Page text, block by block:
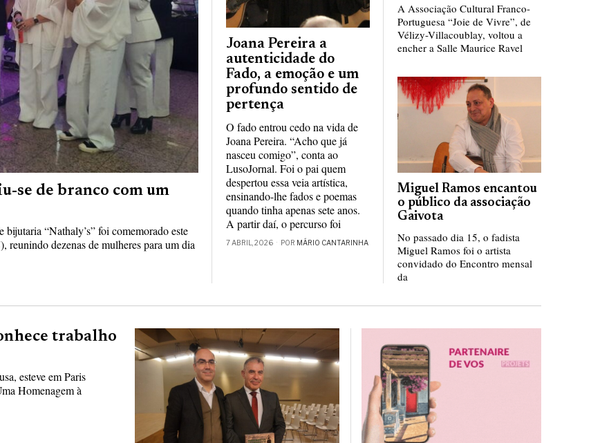
se de branco com um
“Nathaly’s” foi comemorado este
reunindo dezenas de mulheres para um dia
Joana Pereira a
autenticidade do
Fado, a emoção e um
profundo sentido de
pertença
O fado entrou cedo na vida de
Joana Pereira. “Acho que já
nasceu comigo”, conta ao
LusoJornal. Foi o pai quem
despertou essa veia artística,
ensinando-lhe fados e poemas
quando tinha apenas sete anos.
A partir daí, o percurso foi
7 ABRIL, 2026 POR MÁRIO CANTARINHA
A Associação Cultural Franco-
Portuguesa “Joie de Vivre”, de
Vélizy-Villacoublay, voltou a
encher a Salle Maurice Ravel
Miguel Ramos encantou
o público da associação
Gaivota
No passado dia 15, o fadista
Miguel Ramos foi o artista
convidado do Encontro mensal
da
trabalho
esteve em Paris
Homenagem à